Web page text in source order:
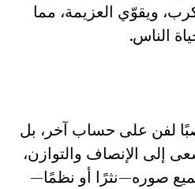
ويقوّي العزيمة، مما
الناس.
لفن على حساب آخر، بل
إلى الإنصاف والتوازن،
صوره—نثرًا أو نظمًا—